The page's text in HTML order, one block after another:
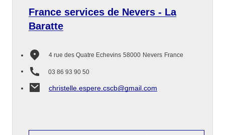
France services de Nevers - La
Baratte
4 rue des Quatre Echevins 58000 Nevers France
03 86 93 90 50
christelle.espere.cscb@gmail.com